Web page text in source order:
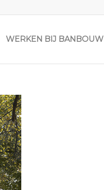
WERKEN BIJ BANBOUW